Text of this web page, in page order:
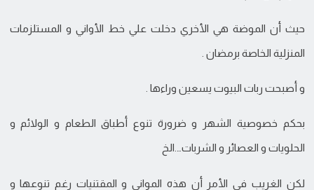
حيث أن الموضة هي الأخري دخلت علي خط الأواني و المستلزمات
المنزلية الخاصة برمضان .
و أصبحت ربات البيوت يسعين وراءها .
بحكم خصوصية الشهر و ضرورة تنوع أطباق الطعام و الولائم و
الحلويات و العصائر و الشربات….الخ
لكن الغريب في الأمر أن هذه المواني و المقتنيات رغم تنوعها و